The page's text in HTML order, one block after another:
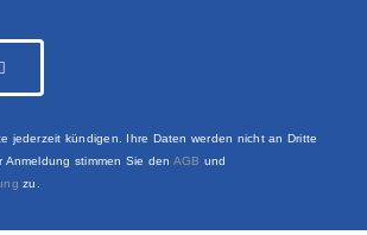
jederzeit kündigen. Ihre Daten werden nicht an Dritte
stimmen Sie den AGB und
zu.